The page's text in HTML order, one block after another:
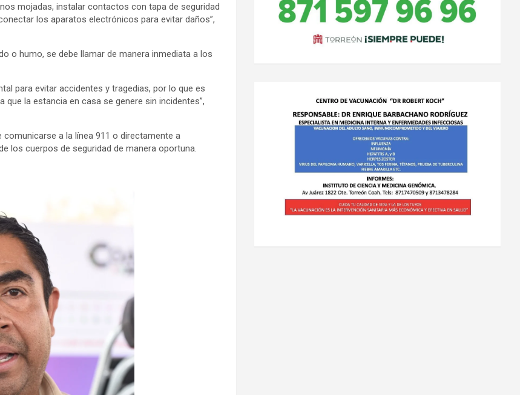
mojadas, instalar contactos con tapa de seguridad
los aparatos electrónicos para evitar daños”,
o humo, se debe llamar de manera inmediata a los
para evitar accidentes y tragedias, por lo que es
la estancia en casa se genere sin incidentes”,
a la línea 911 o directamente a
los cuerpos de seguridad de manera oportuna.